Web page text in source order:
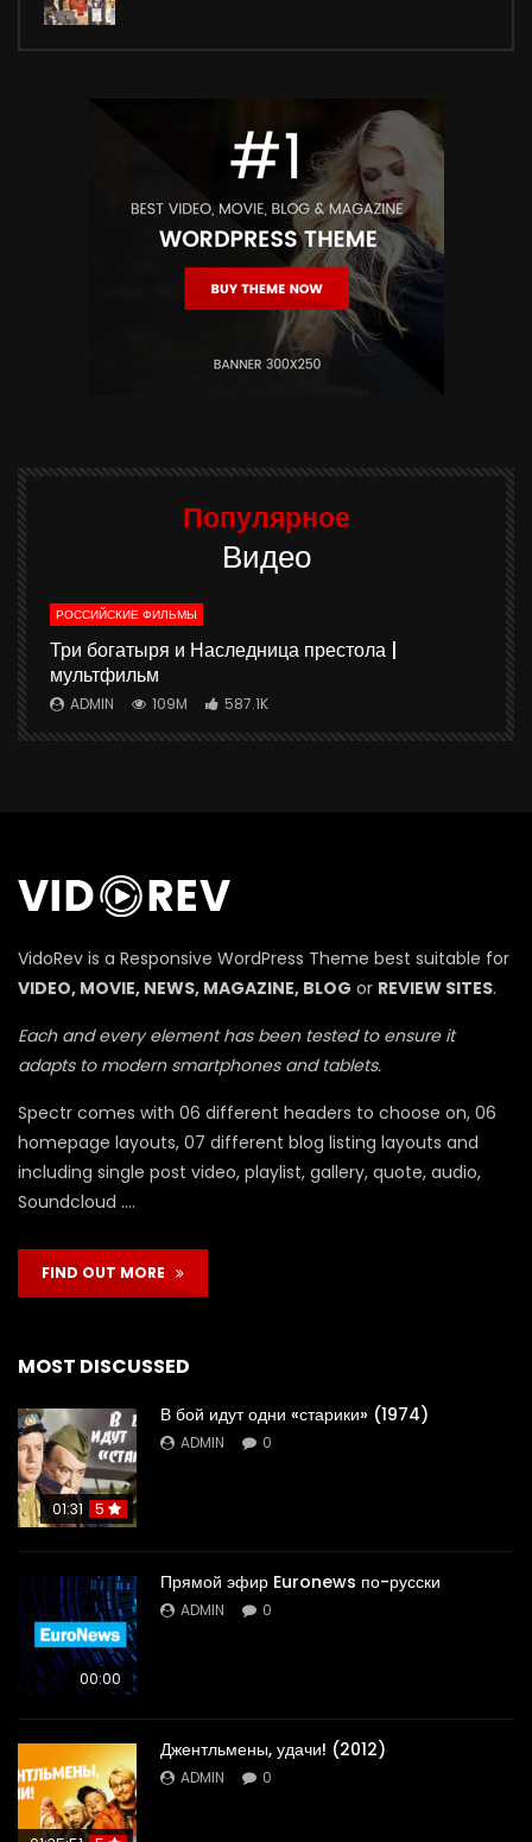
Популярное
Видео
РОССИЙСКИЕ ФИЛЬМЫ
Три богатыря и Наследница престола |
мультфильм
ADMIN 109M 587.1K
VidoRev is a Responsive WordPress Theme best suitable for
VIDEO, MOVIE, NEWS, MAGAZINE, BLOG or REVIEW SITES.
Each and every element has been tested to ensure it
adapts to modern smartphones and tablets.
Spectr comes with 06 different headers to choose on, 06
homepage layouts, 07 different blog listing layouts and
including single post video, playlist, gallery, quote, audio,
Soundcloud ….
FIND OUT MORE
MOST DISCUSSED
01:31 5
В бой идут одни «старики» (1974)
ADMIN 0
00:00
Прямой эфир Euronews по-русски
ADMIN 0
Джентльмены, удачи! (2012)
ADMIN 0